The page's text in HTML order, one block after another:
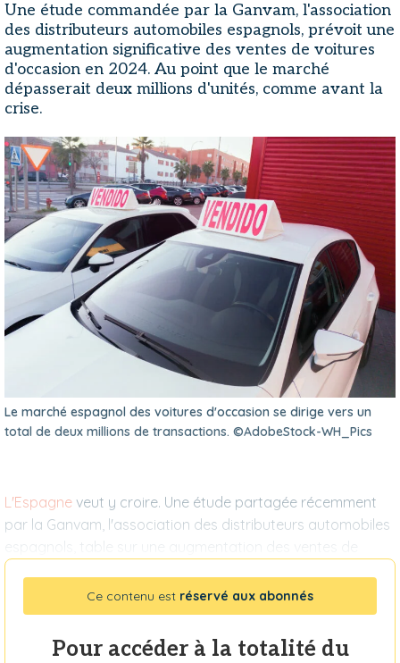
Une étude commandée par la Ganvam, l'association
des distributeurs automobiles espagnols, prévoit une
augmentation significative des ventes de voitures
d'occasion en 2024. Au point que le marché
dépasserait deux millions d'unités, comme avant la
crise.
Le marché espagnol des voitures d'occasion se dirige vers un
total de deux millions de transactions. ©AdobeStock-WH_Pics
L'Espagne veut y croire. Une étude partagée récemment
par la Ganvam, l'association des distributeurs automobiles
espagnols, table sur une augmentation des ventes de
Ce contenu est réservé aux abonnés
Pour accéder à la totalité du